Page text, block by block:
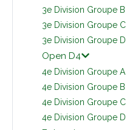
3e Division Groupe B
3e Division Groupe C
3e Division Groupe D
Open D4
4e Division Groupe A
4e Division Groupe B
4e Division Groupe C
4e Division Groupe D